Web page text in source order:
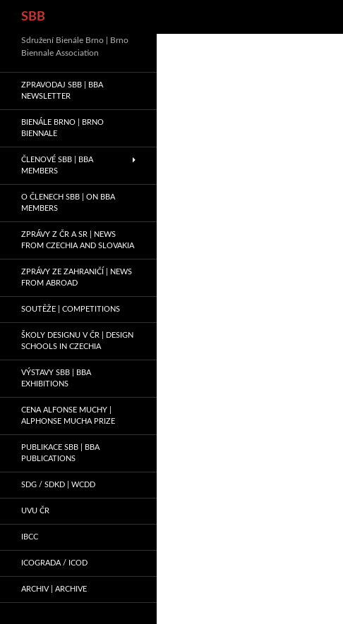
SBB
Sdružení Bienále Brno | Brno
Biennale Association
ZPRAVODAJ SBB | BBA
NEWSLETTER
BIENÁLE BRNO | BRNO
BIENNALE
ČLENOVÉ SBB | BBA
MEMBERS
O ČLENECH SBB | ON BBA
MEMBERS
ZPRÁVY Z ČR A SR | NEWS
FROM CZECHIA AND SLOVAKIA
ZPRÁVY ZE ZAHRANIČÍ | NEWS
FROM ABROAD
SOUTĚŽE | COMPETITIONS
ŠKOLY DESIGNU V ČR | DESIGN
SCHOOLS IN CZECHIA
VÝSTAVY SBB | BBA
EXHIBITIONS
CENA ALFONSE MUCHY |
ALPHONSE MUCHA PRIZE
PUBLIKACE SBB | BBA
PUBLICATIONS
SDG / SDKD | WCDD
UVU ČR
IBCC
ICOGRADA / ICOD
ARCHIV | ARCHIVE